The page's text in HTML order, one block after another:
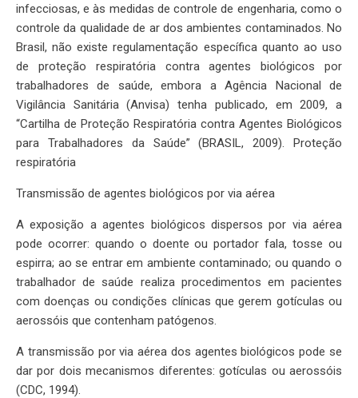
infecciosas, e às medidas de controle de engenharia, como o
controle da qualidade de ar dos ambientes contaminados. No
Brasil, não existe regulamentação específica quanto ao uso
de proteção respiratória contra agentes biológicos por
trabalhadores de saúde, embora a Agência Nacional de
Vigilância Sanitária (Anvisa) tenha publicado, em 2009, a
“Cartilha de Proteção Respiratória contra Agentes Biológicos
para Trabalhadores da Saúde” (BRASIL, 2009). Proteção
respiratória
Transmissão de agentes biológicos por via aérea
A exposição a agentes biológicos dispersos por via aérea
pode ocorrer: quando o doente ou portador fala, tosse ou
espirra; ao se entrar em ambiente contaminado; ou quando o
trabalhador de saúde realiza procedimentos em pacientes
com doenças ou condições clínicas que gerem gotículas ou
aerossóis que contenham patógenos.
A transmissão por via aérea dos agentes biológicos pode se
dar por dois mecanismos diferentes: gotículas ou aerossóis
(CDC, 1994).